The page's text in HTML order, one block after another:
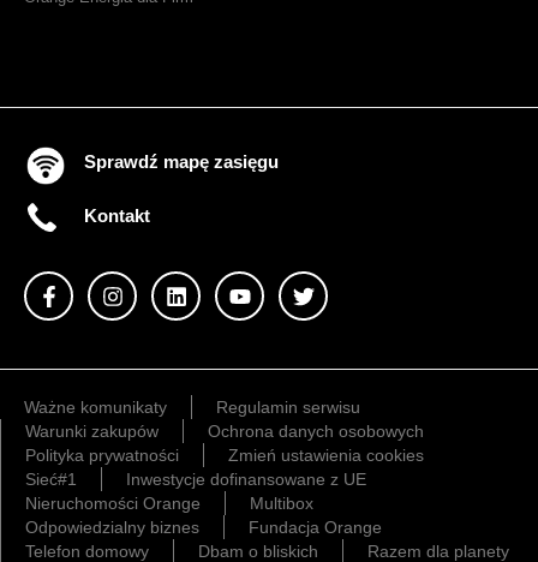
Sprawdź mapę zasięgu
Kontakt
Ważne komunikaty
Regulamin serwisu
Warunki zakupów
Ochrona danych osobowych
Polityka prywatności
Zmień ustawienia cookies
Sieć#1
Inwestycje dofinansowane z UE
Nieruchomości Orange
Multibox
Odpowiedzialny biznes
Fundacja Orange
Telefon domowy
Dbam o bliskich Razem dla planety